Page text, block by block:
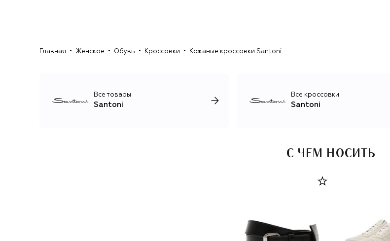
коллекции есть кроссовки и кеды, босоножки и
Главная Женское Обувь Кроссовки Кожаные кроссовки Santoni
Все товары
Santoni
Все кроссовки
Santoni
С ЧЕМ НОСИТЬ